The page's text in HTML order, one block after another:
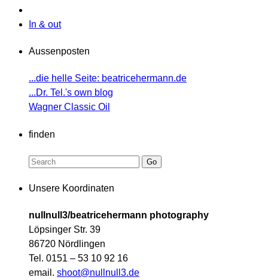
In & out
Aussenposten
...die helle Seite: beatricehermann.de
...Dr. Tel.'s own blog
Wagner Classic Oil
finden
Unsere Koordinaten
nullnull3/beatricehermann photography
Löpsinger Str. 39
86720 Nördlingen
Tel. 0151 – 53 10 92 16
email. shoot@nullnull3.de